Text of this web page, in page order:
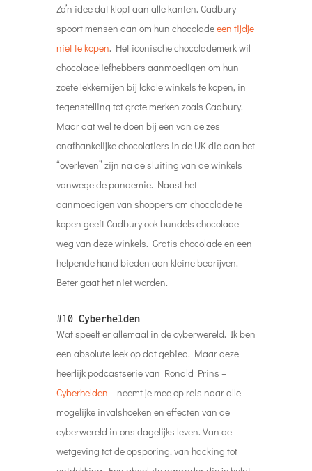
Zo’n idee dat klopt aan alle kanten. Cadbury
spoort mensen aan om hun chocoladeeen tijdje
niet te kopen. Het iconische chocolademerk wil
chocoladeliefhebbers aanmoedigen om hun
zoete lekkernijen bij lokale winkels te kopen, in
tegenstelling tot grote merken zoals Cadbury.
Maar dat wel te doen bij een van de zes
onafhankelijke chocolatiers in de UK die aan het
“overleven” zijn na de sluiting van de winkels
vanwege de pandemie. Naast het
aanmoedigen van shoppers om chocolade te
kopen geeft Cadbury ook bundels chocolade
weg van deze winkels. Gratis chocolade en een
helpende hand bieden aan kleine bedrijven.
Beter gaat het niet worden.
#10 Cyberhelden
Wat speelt er allemaal in de cyberwereld. Ik ben
een absolute leek op dat gebied. Maar deze
heerlijk podcastserie van Ronald Prins –
Cyberhelden – neemt je mee op reis naar alle
mogelijke invalshoeken en effecten van de
cyberwereld in ons dagelijks leven. Van de
wetgeving tot de opsporing, van hacking tot